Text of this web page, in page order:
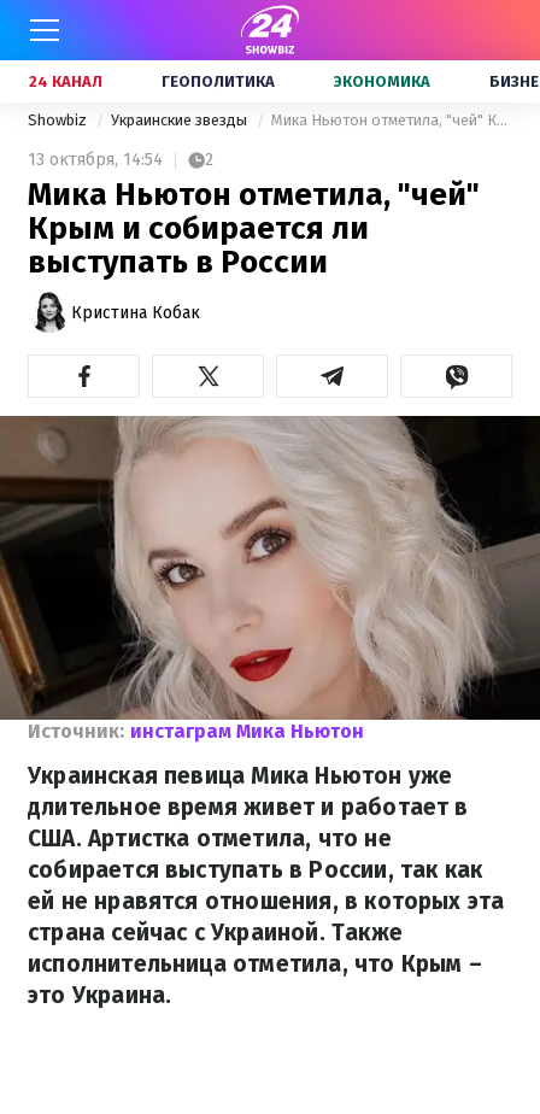
24 КАНАЛ ГЕОПОЛИТИКА ЭКОНОМИКА
Showbiz Украинские звезды Мика Ньютон отметила, "чей" Крым и собирается ли выступать в России
13 октября, 14:54 2
Мика Ньютон отметила, "чей"
Крым и собирается ли
выступать в России
Кристина Кобак
Источник: инстаграм Мика Ньютон
Украинская певица Мика Ньютон уже
длительное время живет и работает в
США. Артистка отметила, что не
собирается выступать в России, так как
ей не нравятся отношения, в которых эта
страна сейчас с Украиной. Также
исполнительница отметила, что Крым –
это Украина.